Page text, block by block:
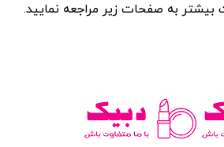
به صفحات زیر مراجعه نمایید.